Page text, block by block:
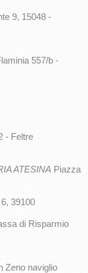
9, 15048 -
557/b -
- Feltre
ATESINA Piazza
39100
di Risparmio
Zeno naviglio